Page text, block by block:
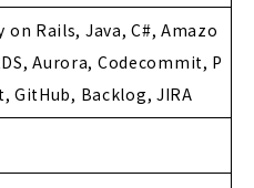
on Rails, Java, C#, Amazo
Aurora, Codecommit, P
GitHub, Backlog, JIRA